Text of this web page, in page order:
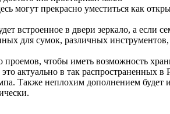
могут прекрасно уместиться как
в двери зеркало, а если
для сумок, различных
чтобы иметь возможность
актуально в так распространенных
Также неплохим дополнением